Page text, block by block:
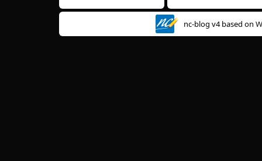
nc-blog v4 based on